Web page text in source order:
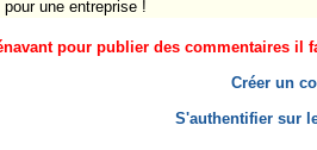
une entreprise !
pour publier des commentaires il
Créer un
S'authentifier sur